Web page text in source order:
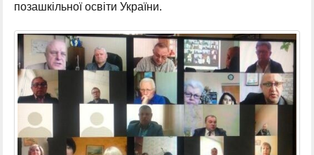
позашкільної освіти України.